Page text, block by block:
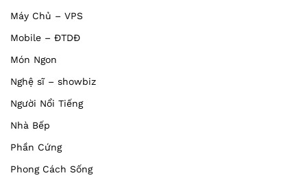
Máy Chủ – VPS
Mobile – ĐTDĐ
Món Ngon
Nghệ sĩ – showbiz
Người Nổi Tiếng
Nhà Bếp
Phần Cứng
Phong Cách Sống